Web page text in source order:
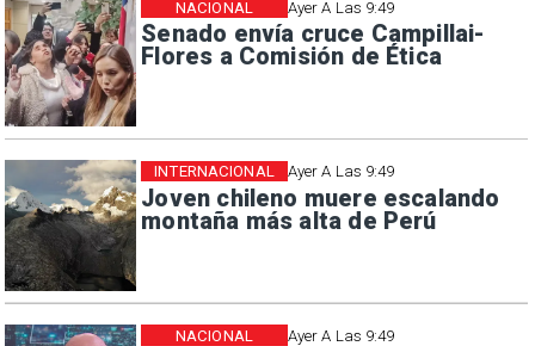
Ayer A Las 9:49
Senado envía cruce Campillai-
Flores a Comisión de Ética
NACIONAL
Ayer A Las 9:49
Joven chileno muere escalando
montaña más alta de Perú
INTERNACIONAL
Ayer A Las 9:49
NACIONAL